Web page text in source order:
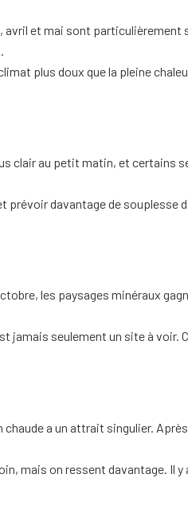
et mai sont particulièrement
plus doux que la pleine
clair au petit matin, et certains
davantage de souplesse
les paysages minéraux
seulement un site à voir.
a un attrait singulier.
mais on ressent davantage. Il